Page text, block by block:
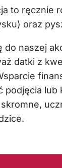
to ręcznie
oraz
do naszej
datki z
podjęcia